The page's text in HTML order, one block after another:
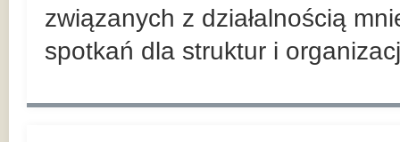
związanych z działalnością
spotkań dla struktur i